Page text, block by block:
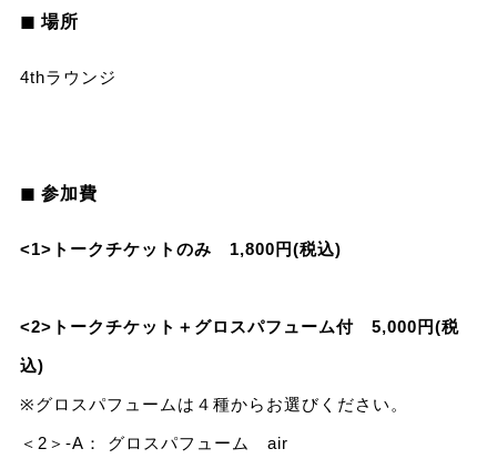
◼︎ 場所
4thラウンジ
◼︎ 参加費
<1>トークチケットのみ 1,800円(税込)
<2>トークチケット＋グロスパフューム付 5,000円(税
込)
※グロスパフュームは４種からお選びください。
＜2＞-A： グロスパフューム air